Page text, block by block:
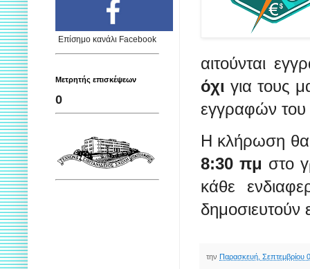
αιτούνται
όχι για τους
εγγραφών του
Η κλήρωση θα
8:30 πμ στο
κάθε
δημοσιευτούν
την Παρασκευή, Σεπτεμβρίου
Επίσημο κανάλι Facebook
Μετρητής επισκέψεων
0